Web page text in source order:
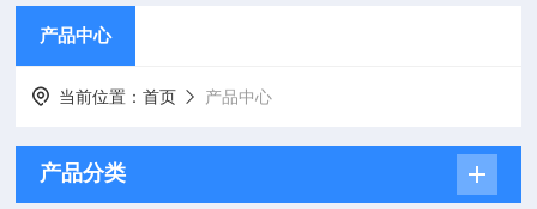
产品中心
当前位置：首页 产品中心
产品分类